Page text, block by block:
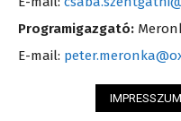
Programigazgató:
E-mail:
IMPRESSZUM